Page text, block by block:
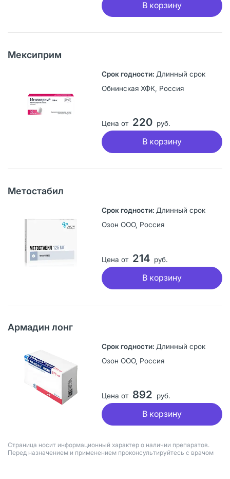
В корзину
Мексиприм
Длинный срок
Обнинская ХФК, Россия
Цена от 220 руб.
В корзину
Метостабил
Длинный срок
Озон ООО, Россия
Цена от 214 руб.
В корзину
Армадин лонг
Длинный срок
Озон ООО, Россия
Цена от 892 руб.
В корзину
Страница носит информационный характер о наличии препаратов.
Перед назначением и применением проконсультируйтесь с врачом